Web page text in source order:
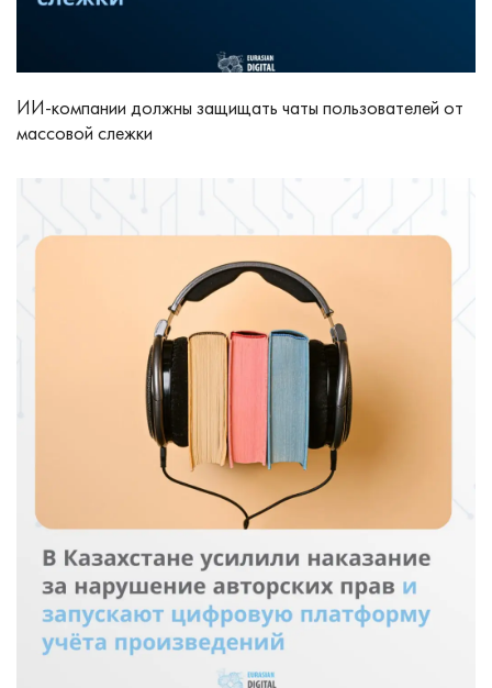
ИИ-компании должны защищать чаты пользователей от
массовой слежки